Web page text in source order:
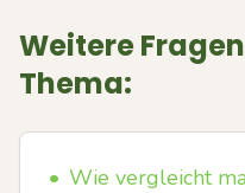
Weitere
Thema:
• Wie vergleicht